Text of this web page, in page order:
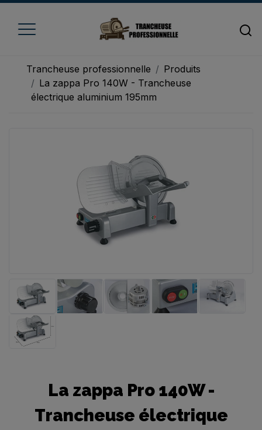
Accueil
Trancheuse à pain
Trancheuse à viande
Trancheuse à légume
Trancheuse électrique
Trancheuse professionnelle
Produits
La zappa Pro 140W - Trancheuse
électrique aluminium 195mm
La zappa Pro 140W -
Trancheuse électrique